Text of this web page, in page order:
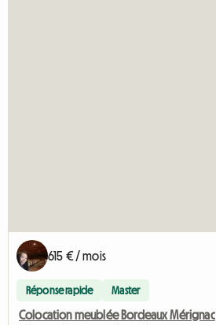
615 € / mois
Réponse rapide Master
Colocation meublée Bordeaux Mérignac